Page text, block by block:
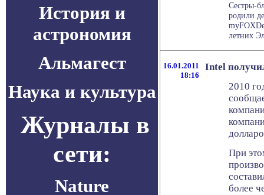
История и
астрономия
Альмагест
Наука и культура
Журналы в
сети:
Nature
Сестры-
родили
летних
16.01.2011
18:16
Intel
2010
При
более